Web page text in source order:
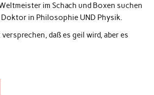
im Schach und Boxen suchen
Doktor in Philosophie UND Physik.
daß es geil wird, aber es